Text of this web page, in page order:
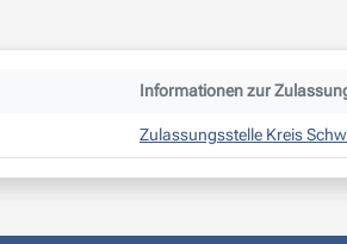
Informationen zur
Zulassungsstelle Kreis